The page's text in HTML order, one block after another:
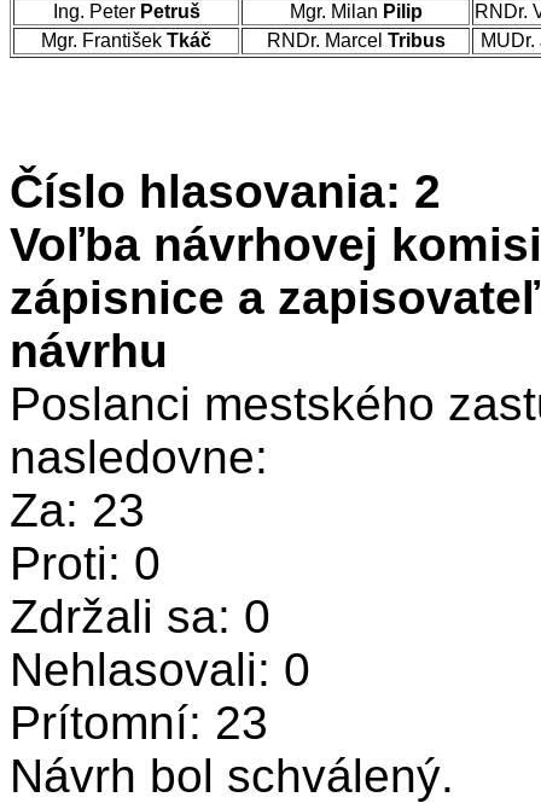
Ing. Peter Petruš Mgr. Milan Pilip
RNDr.
Mgr. František Tkáč RNDr. Marcel Tribus
Číslo hlasovania: 2
Voľba návrhovej
zápisnice a
návrhu
Poslanci mestského
nasledovne:
Za: 23
Proti: 0
Zdržali sa: 0
Nehlasovali: 0
Prítomní: 23
Návrh bol schválený.